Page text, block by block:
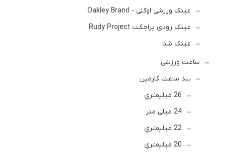
عینک ورزشی اوکلی - Oakley Brand
عینک رودی پراجکت Rudy Project
عینک شنا
ساعت ورزشي
بند ساعت گارمین
26 ميليمتري
24 میلی متر
22 ميليمتري
20 ميليمتري